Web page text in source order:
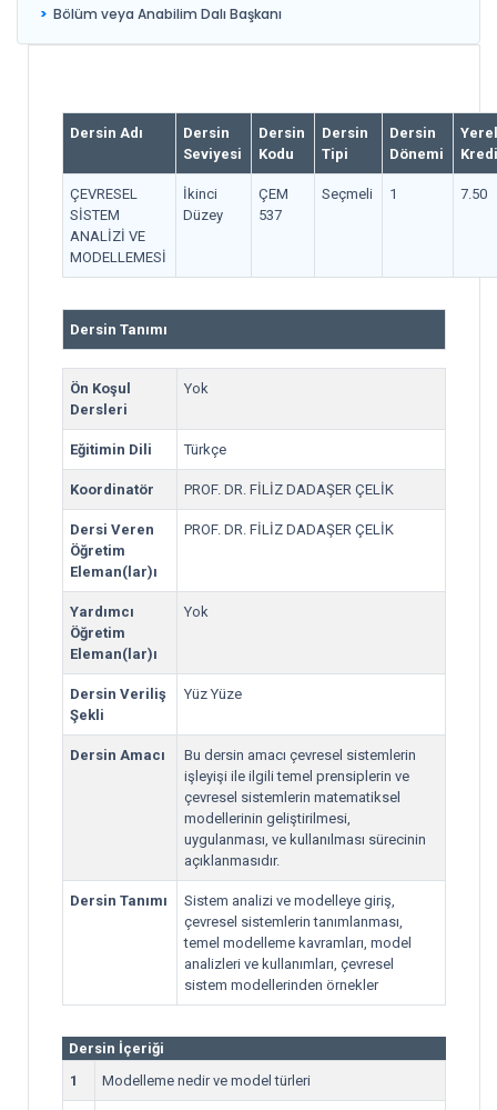
Bölüm veya Anabilim Dalı Başkanı
Dersin Adı
Dersin
Seviyesi
Dersin
Kodu
Dersin
Tipi
Dersin
Dönemi
Yerel
Kredi
ÇEVRESEL
SİSTEM
ANALİZİ VE
MODELLEMESİ
İkinci
Düzey
ÇEM
537
Seçmeli 1 7.50
Dersin Tanımı
Ön Koşul
Dersleri
Yok
Eğitimin Dili Türkçe
Koordinatör PROF. DR. FİLİZ DADAŞER ÇELİK
Dersi Veren
Öğretim
Eleman(lar)ı
PROF. DR. FİLİZ DADAŞER ÇELİK
Yardımcı
Öğretim
Eleman(lar)ı
Yok
Dersin Veriliş
Şekli
Yüz Yüze
Dersin Amacı
Bu dersin amacı çevresel sistemlerin
işleyişi ile ilgili temel prensiplerin ve
çevresel sistemlerin matematiksel
modellerinin geliştirilmesi,
uygulanması, ve kullanılması sürecinin
açıklanmasıdır.
Dersin Tanımı
Sistem analizi ve modelleye giriş,
çevresel sistemlerin tanımlanması,
temel modelleme kavramları, model
analizleri ve kullanımları, çevresel
sistem modellerinden örnekler
Dersin İçeriği
1
Modelleme nedir ve model türleri